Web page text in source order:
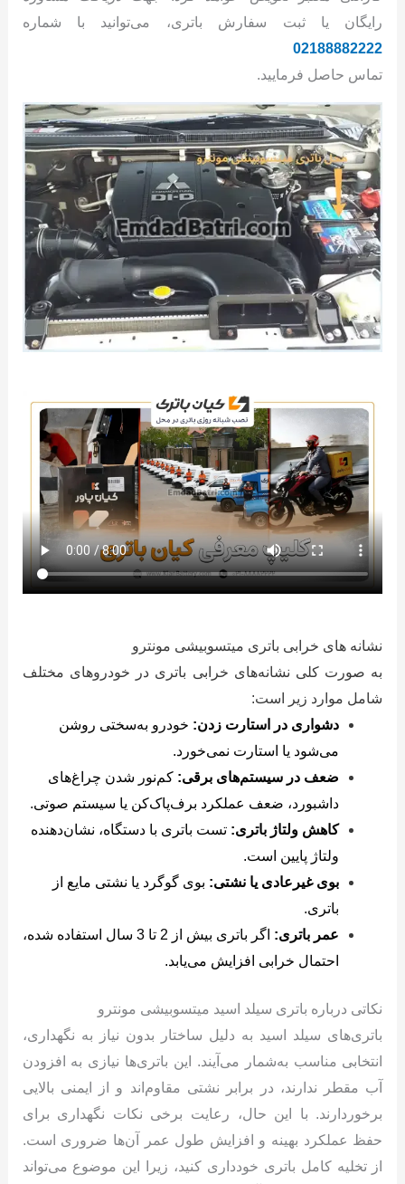
رایگان یا ثبت سفارش باتری، می‌توانید با شماره
02188882222
تماس حاصل فرمایید.
نشانه های خرابی باتری میتسوبیشی مونترو
به صورت کلی نشانه‌های خرابی باتری در خودروهای مختلف
شامل موارد زیر است:
دشواری در استارت زدن: خودرو به‌سختی روشن
می‌شود یا استارت نمی‌خورد.
ضعف در سیستم‌های برقی: کم‌نور شدن چراغ‌های
داشبورد، ضعف عملکرد برف‌پاک‌کن یا سیستم صوتی.
کاهش ولتاژ باتری: تست باتری با دستگاه، نشان‌دهنده
ولتاژ پایین است.
بوی غیرعادی یا نشتی: بوی گوگرد یا نشتی مایع از
باتری.
عمر باتری:
اگر باتری بیش از 2 تا 3 سال استفاده شده،
احتمال خرابی افزایش می‌یابد.
نکاتی درباره باتری سیلد اسید میتسوبیشی مونترو
باتری‌های سیلد اسید به دلیل ساختار بدون نیاز به نگهداری،
انتخابی مناسب به‌شمار می‌آیند. این باتری‌ها نیازی به افزودن
آب مقطر ندارند، در برابر نشتی مقاوم‌اند و از ایمنی بالایی
برخوردارند. با این حال، رعایت برخی نکات نگهداری برای
حفظ عملکرد بهینه و افزایش طول عمر آن‌ها ضروری است.
از تخلیه کامل باتری خودداری کنید، زیرا این موضوع می‌تواند